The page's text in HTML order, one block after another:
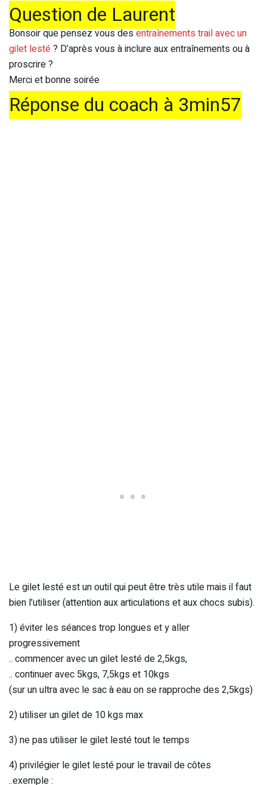
Question de Laurent
Bonsoir que pensez vous desentraînements trail avec un
gilet lesté? D’après vous à inclure aux entraînements ou à
proscrire ?
Merci et bonne soirée
Réponse du coach à 3min57
Le gilet lesté est un outil qui peut être très utile mais il faut
bien l’utiliser (attention aux articulations et aux chocs subis).
1) éviter les séances trop longues et y aller
progressivement
.. commencer avec un gilet lesté de 2,5kgs,
.. continuer avec 5kgs, 7,5kgs et 10kgs
(sur un ultra avec le sac à eau on se rapproche des 2,5kgs)
2) utiliser un gilet de 10 kgs max
3) ne pas utiliser le gilet lesté tout le temps
4) privilégier le gilet lesté pour le travail de côtes
..exemple :